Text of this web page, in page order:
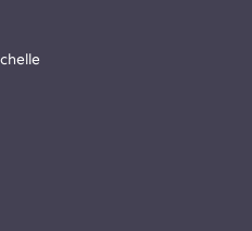
est le principal cabinet
et commerce de la cité